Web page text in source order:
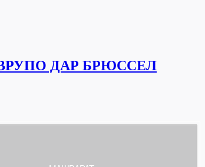
ДАР БРЮССЕЛ